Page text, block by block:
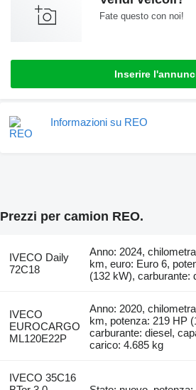
Fate questo con noi!
Inserire
Informazioni su REO
Prezzi per camion REO.
IVECO Daily
72C18
Anno: 2024,
km, euro: Euro 6,
(132 kW), carburante:
IVECO
EUROCARGO
ML120E22P
Anno: 2020,
km, potenza: 219 HP
carburante: diesel,
carico: 4.685 kg
IVECO 35C16